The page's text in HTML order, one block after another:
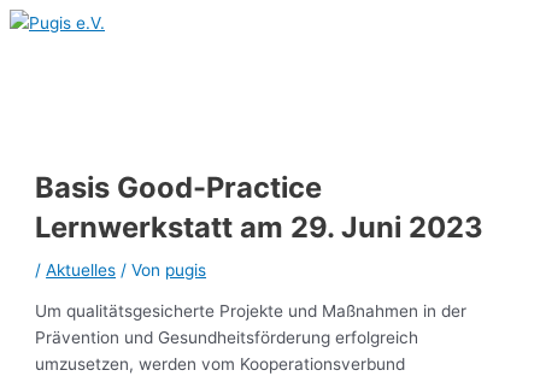
Zum
Inhalt
Basis Good-Practice
Lernwerkstatt am 29. Juni 2023
/Aktuelles / Von pugis
Um qualitätsgesicherte Projekte und Maßnahmen in der
Prävention und Gesundheitsförderung erfolgreich
umzusetzen, werden vom Kooperationsverbund